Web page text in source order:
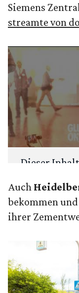
Siemens
streamte von
Dieser
wir zuerst:
Auch
bekommen
ihrer